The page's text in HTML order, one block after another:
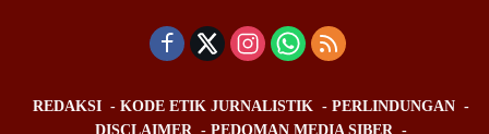
REDAKSI KODE ETIK JURNALISTIK
PERLINDUNGAN
DISCLAIMER
PEDOMAN MEDIA SIBER